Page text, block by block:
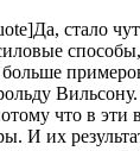
стало
что в
И их